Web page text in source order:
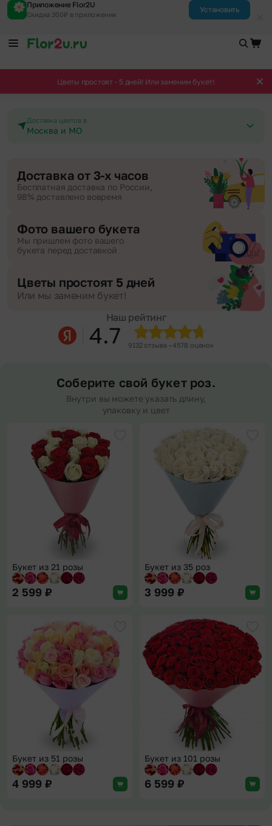
Приложение Flor2U
Скидка 300₽ в приложении
Установить
Цветы простоят - 5 дней! Или заменим букет!
Доставка цветов в
Москва и МО
Доставка от 3-х часов
Бесплатная доставка по России,
98% доставлено вовремя
Фото вашего букета
Мы пришлем фото вашего
букета перед доставкой
Цветы простоят 5 дней
Или мы заменим букет!
Наш рейтинг
4.7 9132 отзыва • 4578 оценок
Соберите свой букет роз.
Внутри вы можете указать длину,
упаковку и цвет
Добавить в избранное
Букет из 21 розы
2 599 ₽
Букет из 35 роз
3 999 ₽
Добавить в избранное
Букет из 51 розы
4 999 ₽
Букет из 101 розы
6 599 ₽